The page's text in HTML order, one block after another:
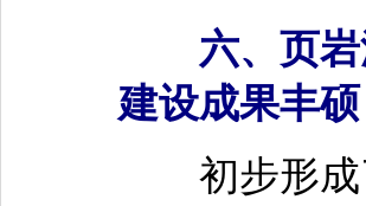
六、页岩
建设成果丰硕
初步形成